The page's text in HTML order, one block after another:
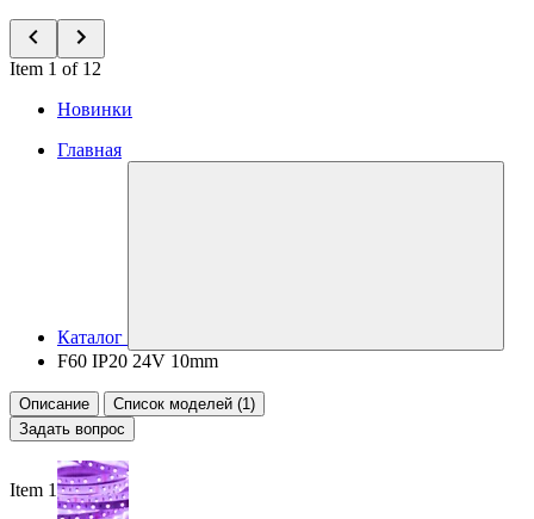
Item 1 of 12
Новинки
Главная
Каталог
F60 IP20 24V 10mm
Описание
Список моделей (1)
Задать вопрос
Item 1 of 4